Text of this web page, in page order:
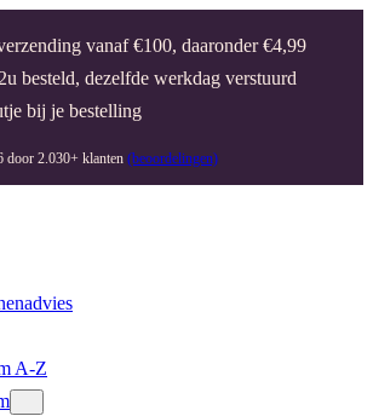
vanaf €100, daaronder €4,99
besteld, dezelfde werkdag verstuurd
bij je bestelling
door 2.030+ klanten (beoordelingen)
A-Z